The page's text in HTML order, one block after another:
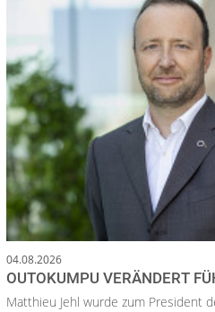
04.08.2026
OUTOKUMPU VERÄNDERT
Matthieu Jehl wurde zum President